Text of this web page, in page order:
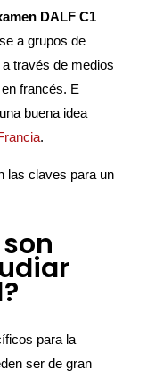
DALF C1
a grupos de
través de medios
francés. E
buena idea
.
las claves para un
para la
ser de gran